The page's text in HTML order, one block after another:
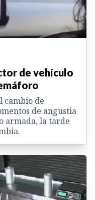
de vehículo
cambio de
de angustia
armada, la tarde